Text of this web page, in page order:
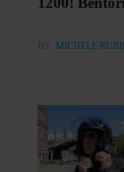
BY MICHELE